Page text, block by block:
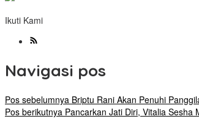
Ikuti Kami
Navigasi pos
Pos sebelumnya Briptu Rani Akan Penuhi
Pos berikutnya Pancarkan Jati Diri, Vitalia Sesha